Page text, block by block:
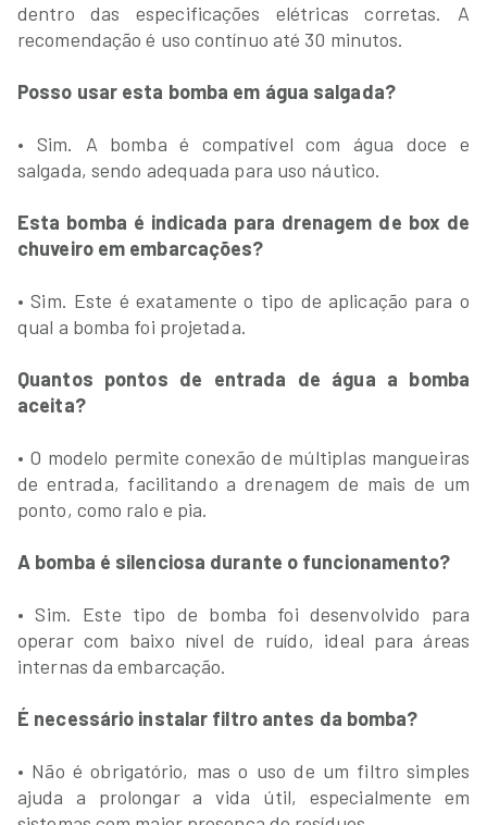
dentro das especificações elétricas corretas. A
recomendação é uso contínuo até 30 minutos.
Posso usar esta bomba em água salgada?
• Sim. A bomba é compatível com água doce e
salgada, sendo adequada para uso náutico.
Esta bomba é indicada para drenagem de box de
chuveiro em embarcações?
• Sim. Este é exatamente o tipo de aplicação para o
qual a bomba foi projetada.
Quantos pontos de entrada de água a bomba
aceita?
• O modelo permite conexão de múltiplas mangueiras
de entrada, facilitando a drenagem de mais de um
ponto, como ralo e pia.
A bomba é silenciosa durante o funcionamento?
• Sim. Este tipo de bomba foi desenvolvido para
operar com baixo nível de ruído, ideal para áreas
internas da embarcação.
É necessário instalar filtro antes da bomba?
• Não é obrigatório, mas o uso de um filtro simples
ajuda a prolongar a vida útil, especialmente em